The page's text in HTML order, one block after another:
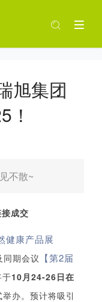
旭集团
不散~
成交
健康产品展
同期会议 【第2届
于10月24-26日在
办。 预计将吸引